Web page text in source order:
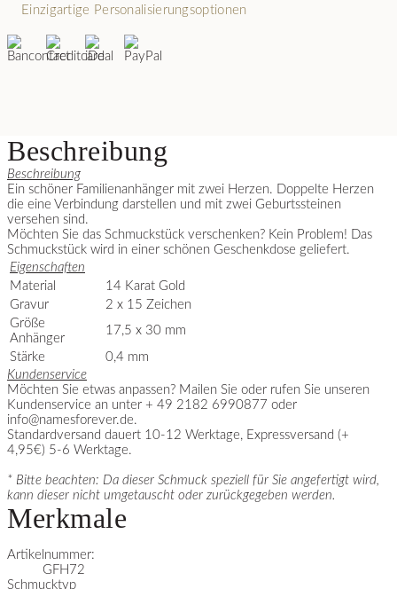
Einzigartige Personalisierungsoptionen
Beschreibung
Beschreibung
Ein schöner Familienanhänger mit zwei Herzen. Doppelte Herzen
die eine Verbindung darstellen und mit zwei Geburtssteinen
versehen sind.
Möchten Sie das Schmuckstück verschenken? Kein Problem! Das
Schmuckstück wird in einer schönen Geschenkdose geliefert.
Eigenschaften
Material
14 Karat Gold
Gravur
2 x 15 Zeichen
Größe
Anhänger
17,5 x 30 mm
Stärke
0,4 mm
Kundenservice
Möchten Sie etwas anpassen? Mailen Sie oder rufen Sie unseren
Kundenservice an unter + 49 2182 6990877 oder
info@namesforever.de.
Standardversand dauert 10-12 Werktage, Expressversand (+
4,95€) 5-6 Werktage.
* Bitte beachten: Da dieser Schmuck speziell für Sie angefertigt wird,
kann dieser nicht umgetauscht oder zurückgegeben werden.
Merkmale
Artikelnummer:
GFH72
Schmucktyp